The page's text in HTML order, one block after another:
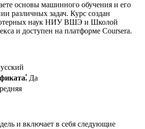
основы машинного обучения и его
различных задач.​ Курс создан
наук НИУ ВШЭ и Школой
и доступен на платформе Coursera.​
Да
и включает в себя следующие